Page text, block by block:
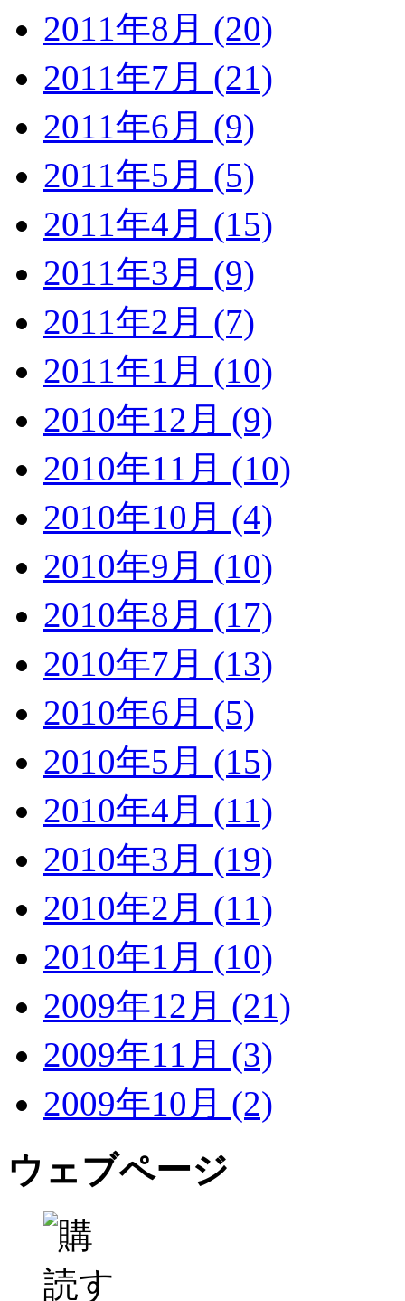
2011年8月 (20)
2011年7月 (21)
2011年6月 (9)
2011年5月 (5)
2011年4月 (15)
2011年3月 (9)
2011年2月 (7)
2011年1月 (10)
2010年12月 (9)
2010年11月 (10)
2010年10月 (4)
2010年9月 (10)
2010年8月 (17)
2010年7月 (13)
2010年6月 (5)
2010年5月 (15)
2010年4月 (11)
2010年3月 (19)
2010年2月 (11)
2010年1月 (10)
2009年12月 (21)
2009年11月 (3)
2009年10月 (2)
ウェブページ